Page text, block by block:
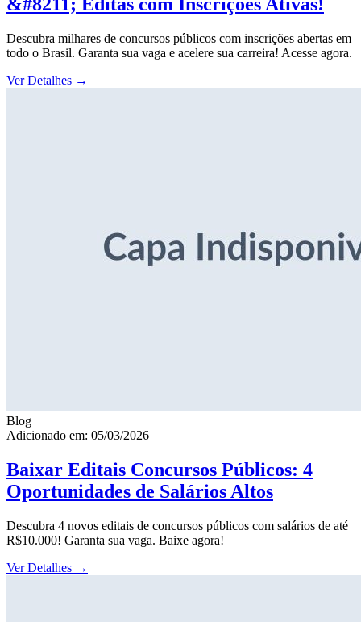
&#8211; Editas com Inscrições Ativas!
Descubra milhares de concursos públicos com inscrições abertas em
todo o Brasil. Garanta sua vaga e acelere sua carreira! Acesse agora.
Ver Detalhes →
Blog
Adicionado em: 05/03/2026
Baixar Editais Concursos Públicos: 4
Oportunidades de Salários Altos
Descubra 4 novos editais de concursos públicos com salários de até
R$10.000! Garanta sua vaga. Baixe agora!
Ver Detalhes →